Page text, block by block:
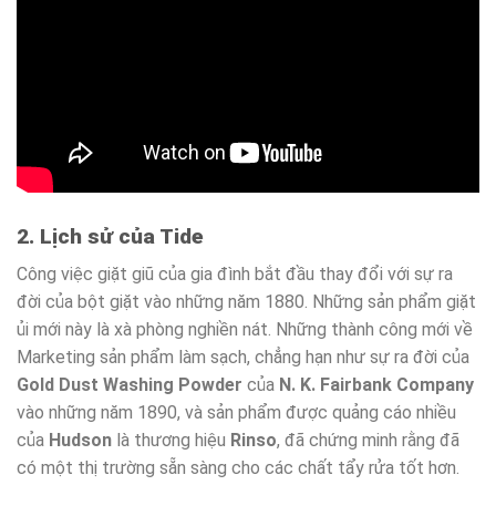
2. Lịch sử của Tide
Công việc giặt giũ của gia đình bắt đầu thay đổi với sự ra
đời của bột giặt vào những năm 1880. Những sản phẩm giặt
ủi mới này là xà phòng nghiền nát. Những thành công mới về
Marketing sản phẩm làm sạch, chẳng hạn như sự ra đời của
Gold Dust Washing Powder của N. K. Fairbank Company
vào những năm 1890, và sản phẩm được quảng cáo nhiều
của Hudson là thương hiệu Rinso, đã chứng minh rằng đã
có một thị trường sẵn sàng cho các chất tẩy rửa tốt hơn.